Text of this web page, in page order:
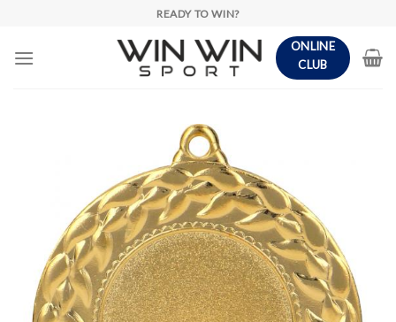
content
READY TO WIN?
ONLINE
CLUB